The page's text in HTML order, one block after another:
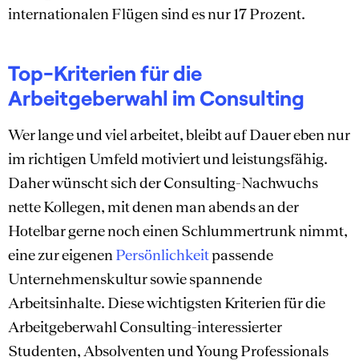
internationalen Flügen sind es nur 17 Prozent.
Top-Kriterien für die
Arbeitgeberwahl im Consulting
Wer lange und viel arbeitet, bleibt auf Dauer eben nur
im richtigen Umfeld motiviert und leistungsfähig.
Daher wünscht sich der Consulting-Nachwuchs
nette Kollegen, mit denen man abends an der
Hotelbar gerne noch einen Schlummertrunk nimmt,
eine zur eigenen Persönlichkeitpassende
Unternehmenskultur sowie spannende
Arbeitsinhalte. Diese wichtigsten Kriterien für die
Arbeitgeberwahl Consulting-interessierter
Studenten, Absolventen und Young Professionals